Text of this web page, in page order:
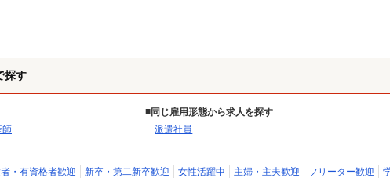
探す
師
同じ雇用形態から求人を探す
派遣社員
・有資格者歓迎 新卒・第二新卒歓迎 女性活躍中 主婦・主夫歓迎 フリーター歓迎